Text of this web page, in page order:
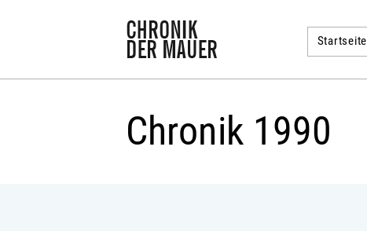
Startseite
Chronik 1990